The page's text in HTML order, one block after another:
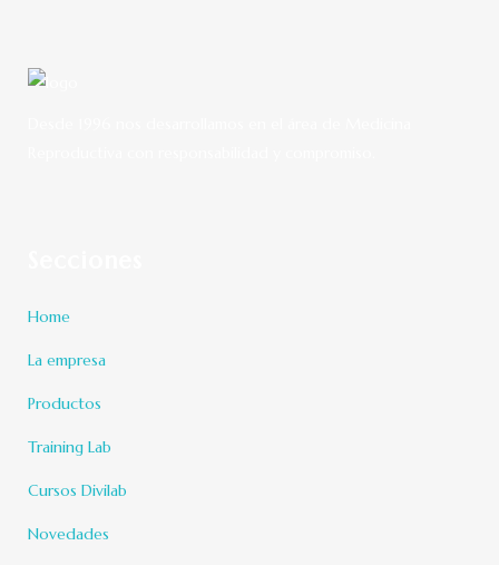
Home
La empresa
Productos
Training Lab
Cursos Divilab
Novedades